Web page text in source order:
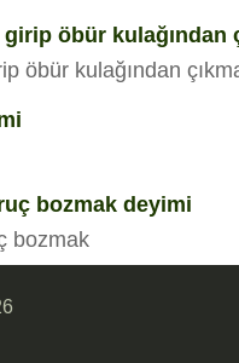
öbür kulağından
öbür kulağından
bozmak deyimi
bozmak